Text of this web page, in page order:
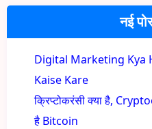
नई
Digital Marketing Kya
Kaise Kare
क्रिप्टोकरंसी क्या है,
है Bitcoin